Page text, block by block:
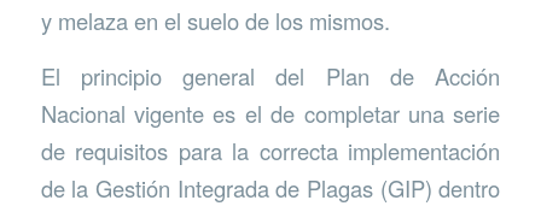
y melaza en el suelo de los mismos.
El principio general del Plan de Acción
Nacional vigente es el de completar una serie
de requisitos para la correcta implementación
de la Gestión Integrada de Plagas (GIP) dentro